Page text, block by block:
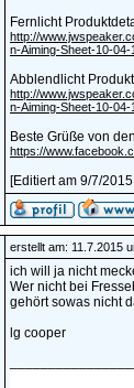
Fernlicht
http://
n-Aiming-Sheet-10-04-
Abblendlicht
http://
n-Aiming-Sheet-10-04-
Beste Grüße von
https://
[Editiert am 9/7/
erstellt am: 11.7.2015
ich will ja nicht
Wer nicht bei
gehört sowas nicht
lg cooper